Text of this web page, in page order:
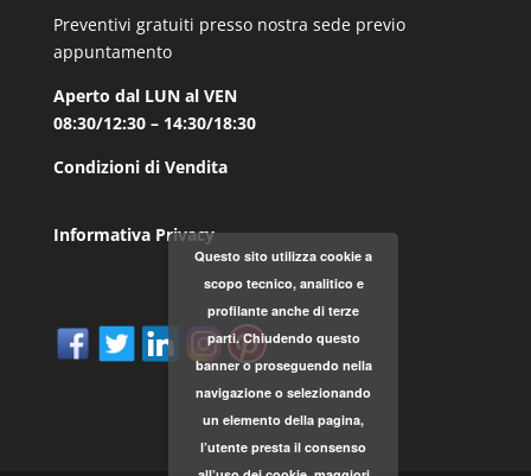
Preventivi gratuiti presso nostra sede previo
appuntamento
Aperto dal LUN al VEN
08:30/12:30 – 14:30/18:30
Condizioni di Vendita
Informativa Privacy
Questo sito utilizza cookie a
scopo tecnico, analitico e
profilante anche di terze
parti. Chiudendo questo
banner o proseguendo nella
navigazione o selezionando
un elemento della pagina,
l’utente presta il consenso